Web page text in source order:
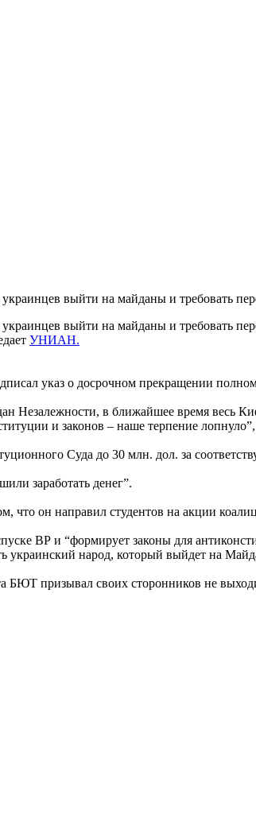
выйти на майданы и требовать
выйти на майданы и требовать
УНИАН.
указ о досрочном прекращении
Незалежности, в ближайшее время весь
и законов – наше терпение
Суда до 30 млн. дол. за
заработать денег”.
что он направил студентов на акции
ВР и “формирует законы для
украинский народ, который выйдет на
БЮТ призывал своих сторонников не